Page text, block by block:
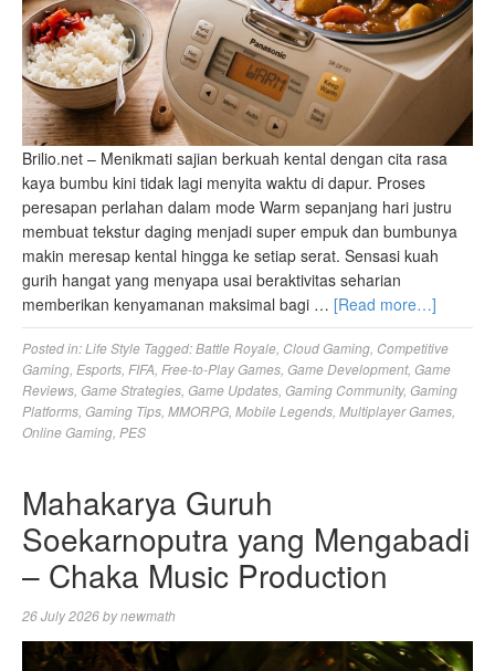
Brilio.net – Menikmati sajian berkuah kental dengan cita rasa
kaya bumbu kini tidak lagi menyita waktu di dapur. Proses
peresapan perlahan dalam mode Warm sepanjang hari justru
membuat tekstur daging menjadi super empuk dan bumbunya
makin meresap kental hingga ke setiap serat. Sensasi kuah
gurih hangat yang menyapa usai beraktivitas seharian
memberikan kenyamanan maksimal bagi … [Read more…]
Posted in:Life Style Tagged:Battle Royale Cloud Gaming Competitive
Gaming Esports FIFA Free-to-Play Games Game Development, Game
Reviews Game Strategies Game Updates Gaming Community, Gaming
Platforms Gaming Tips MMORPG Mobile Legends Multiplayer Games
Online Gaming PES
Mahakarya Guruh
Soekarnoputra yang Mengabadi
– Chaka Music Production
26 July 2026bynewmath